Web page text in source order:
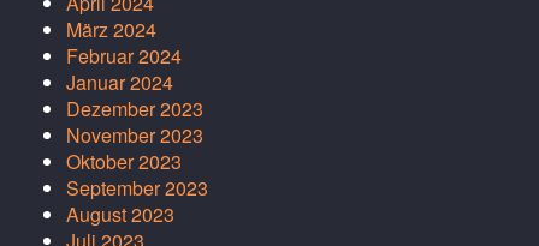
März 2024
Februar 2024
Januar 2024
Dezember 2023
November 2023
Oktober 2023
September 2023
August 2023